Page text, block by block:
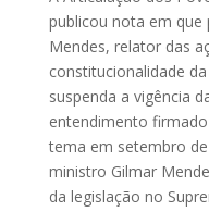
publicou nota em que
Mendes, relator das
constitucionalidade
suspenda a vigência
entendimento
tema em setembro
ministro Gilmar
da legislação no